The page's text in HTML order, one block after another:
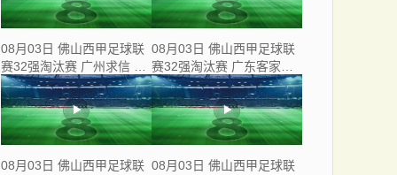
08月03日 佛山西甲足球联
赛32强淘汰赛 广州求信 VS
顺德新青年 全场录像
08月03日 佛山西甲足球联
赛32强淘汰赛 广东客家青
年 VS 广州英华思力U17 全
场录像
08月03日 佛山西甲足球联 08月03日 佛山西甲足球联